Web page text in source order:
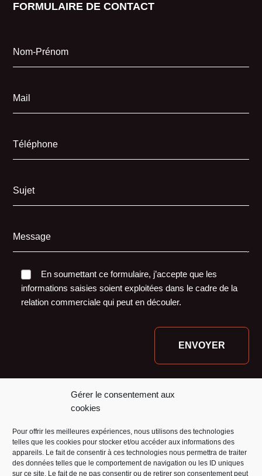
Gérer le consentement aux
cookies
Pour offrir les meilleures expériences, nous utilisons des technologies
telles que les cookies pour stocker et/ou accéder aux informations des
appareils. Le fait de consentir à ces technologies nous permettra de traiter
des données telles que le comportement de navigation ou les ID uniques
sur ce site. Le fait de ne pas consentir ou de retirer son consentement peut
FORMULAIRE DE CONTACT
Nom-Prénom
Mail
Téléphone
Sujet
Message
En soumettant ce formulaire, j’accepte que les
informations saisies soient exploitées dans le cadre de la
relation commerciale qui peut en découler.